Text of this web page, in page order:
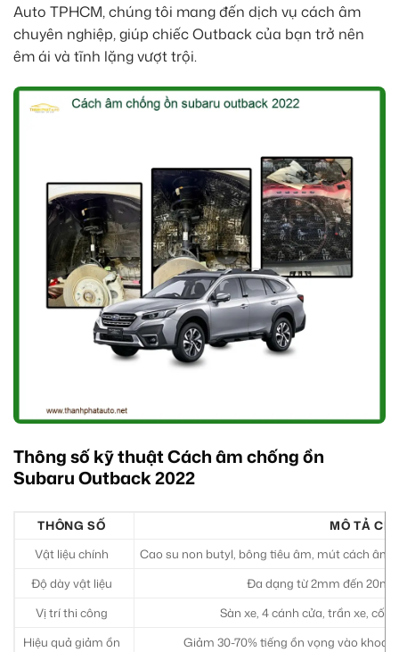
Auto TPHCM, chúng tôi mang đến dịch vụ cách âm
chuyên nghiệp, giúp chiếc Outback của bạn trở nên
êm ái và tĩnh lặng vượt trội.
Thông số kỹ thuật Cách âm chống ồn
Subaru Outback 2022
THÔNG SỐ
MÔ TẢ
Vật liệu chính
Cao su non butyl, bông tiêu âm, mút cách
Độ dày vật liệu
Đa dạng từ 2mm đến
Vị trí thi công
Sàn xe, 4 cánh cửa, trần xe,
Hiệu quả giảm ồn
Giảm 30-70% tiếng ồn vọng vào